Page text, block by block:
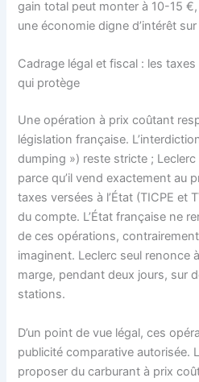
gain total peut monter à 10-15
une économie digne d’intérêt
Cadrage légal et fiscal : les
qui protège
Une opération à prix coûtant
législation française.
dumping ») reste stricte ;
parce qu’il vend exactement au
taxes versées à l’État (TICPE et
du compte. L’État française ne
de ces opérations,
imaginent. Leclerc seul renonce
marge, pendant deux jours, sur
stations.
D’un point de vue légal, ces
publicité comparative autorisée.
proposer du carburant à prix